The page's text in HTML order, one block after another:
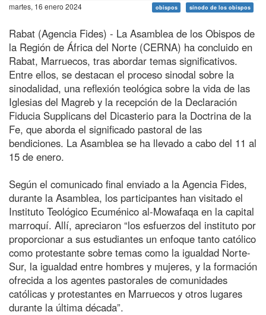
martes, 16 enero 2024 obispos sínodo de los obispos
Rabat (Agencia Fides) - La Asamblea de los Obispos de
la Región de África del Norte (CERNA) ha concluido en
Rabat, Marruecos, tras abordar temas significativos.
Entre ellos, se destacan el proceso sinodal sobre la
sinodalidad, una reflexión teológica sobre la vida de las
Iglesias del Magreb y la recepción de la Declaración
Fiducia Supplicans del Dicasterio para la Doctrina de la
Fe, que aborda el significado pastoral de las
bendiciones. La Asamblea se ha llevado a cabo del 11 al
15 de enero.
Según el comunicado final enviado a la Agencia Fides,
durante la Asamblea, los participantes han visitado el
Instituto Teológico Ecuménico al-Mowafaqa en la capital
marroquí. Allí, apreciaron “los esfuerzos del instituto por
proporcionar a sus estudiantes un enfoque tanto católico
como protestante sobre temas como la igualdad Norte-
Sur, la igualdad entre hombres y mujeres, y la formación
ofrecida a los agentes pastorales de comunidades
católicas y protestantes en Marruecos y otros lugares
durante la última década”.